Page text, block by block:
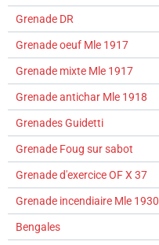
Grenade DR
Grenade oeuf Mle 1917
Grenade mixte Mle 1917
Grenade antichar Mle 1918
Grenades Guidetti
Grenade Foug sur sabot
Grenade d'exercice OF X 37
Grenade incendiaire Mle 1930
Bengales